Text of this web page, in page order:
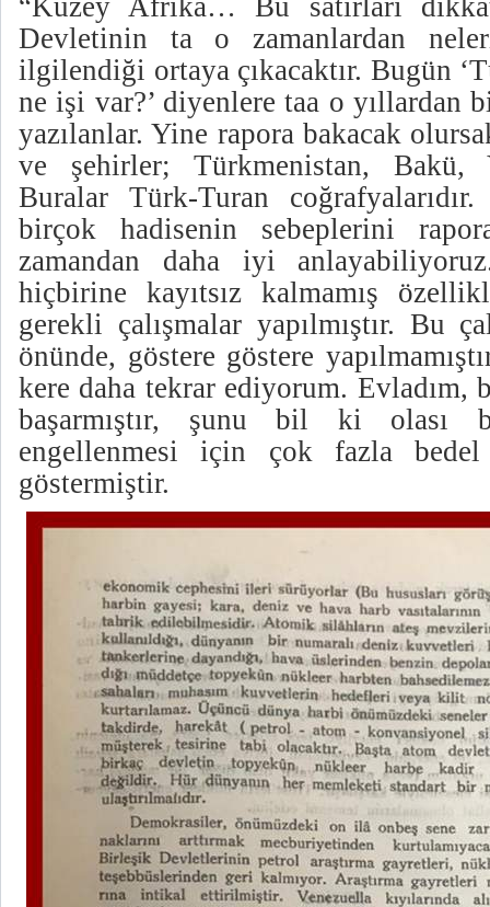
“Kuzey Afrika… Bu satırları
Devletinin ta o zamanlardan
ilgilendiği ortaya çıkacaktır. Bugün
ne işi var?’ diyenlere taa o yıllardan
yazılanlar. Yine rapora bakacak
ve şehirler; Türkmenistan, Bakü,
Buralar Türk-Turan
birçok hadisenin sebeplerini
zamandan daha iyi
hiçbirine kayıtsız kalmamış
gerekli çalışmalar yapılmıştır. Bu
önünde, göstere göstere
kere daha tekrar ediyorum. Evladım,
başarmıştır, şunu bil ki olası
engellenmesi için çok fazla
göstermiştir.